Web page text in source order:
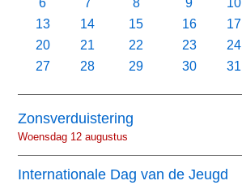
6
7 8 9 10
13
14 15 16 17
20
21 22 23 24
27
28 29 30 31
Zonsverduistering
Woensdag 12 augustus
Internationale Dag van de Jeugd